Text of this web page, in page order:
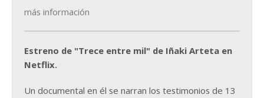
más información
Estreno de "Trece entre mil" de Iñaki Arteta en
Netflix.
Un documental en él se narran los testimonios de 13